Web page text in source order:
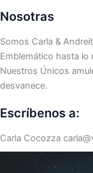
Nosotras
Somos Carla &
Emblemático hasta lo
Nuestros Únicos
desvanece.
Escríbenos a:
Carla Cocozza